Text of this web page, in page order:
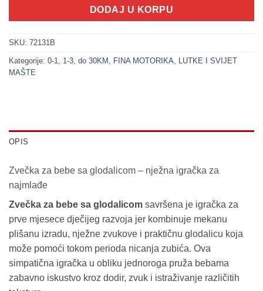
DODAJ U KORPU
SKU: 72131B
Kategorije: 0-1 1-3 do 30KM FINA MOTORIKA
LUTKE I SVIJET
MAŠTE
OPIS
Zvečka za bebe sa glodalicom – nježna igračka za
najmlađe
Zvečka za bebe sa glodalicom savršena je igračka za
prve mjesece dječijeg razvoja jer kombinuje mekanu
plišanu izradu, nježne zvukove i praktičnu glodalicu koja
može pomoći tokom perioda nicanja zubića. Ova
simpatična igračka u obliku jednoroga pruža bebama
zabavno iskustvo kroz dodir, zvuk i istraživanje različitih